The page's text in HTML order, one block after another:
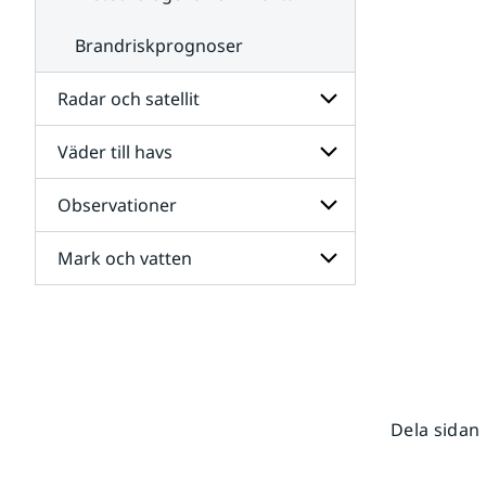
Brandriskprognoser
Radar och satellit
Undersidor
för
Radar
och
satellit
Väder till havs
Undersidor
för
Väder
till
havs
Observationer
Undersidor
för
Mark och vatten
Dela sidan